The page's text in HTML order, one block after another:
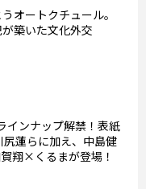
オートクチュール。
築いた文化外交
インナップ解禁！表紙
蓮らに加え、中島健
翔×くるまが登場！